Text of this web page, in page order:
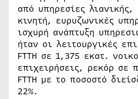
από υπηρεσίες
κινητή, ευρυζωνικές
ισχυρή ανάπτυξη
ήταν οι λειτουργικές
FTTH σε 1,375 εκατ.
επιχειρήσεις, ρεκόρ σε
FTTH με το ποσοστό
22%.